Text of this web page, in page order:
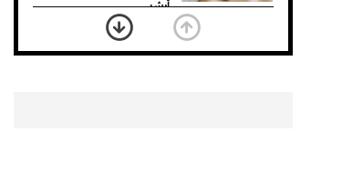
أبشر
2026-07-26